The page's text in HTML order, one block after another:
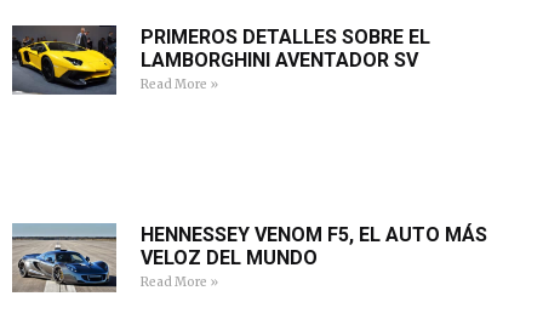
PRIMEROS DETALLES SOBRE EL
LAMBORGHINI AVENTADOR SV
Read More »
HENNESSEY VENOM F5, EL AUTO MÁS
VELOZ DEL MUNDO
Read More »